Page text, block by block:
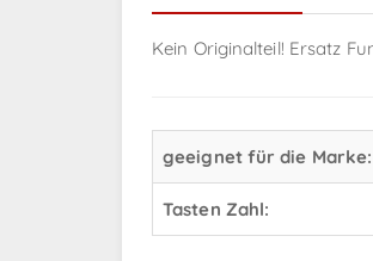
Kein Originalteil! Ersatz
geeignet für die Marke:
Tasten Zahl: